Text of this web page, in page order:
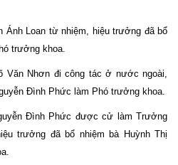
Ánh Loan từ nhiệm, hiệu trưởng đã bổ
trưởng khoa.
Văn Nhơn đi công tác ở nước ngoài,
Đình Phức làm Phó trưởng khoa.
Đình Phức được cử làm Trưởng
trưởng đã bổ nhiệm bà Huỳnh Thị